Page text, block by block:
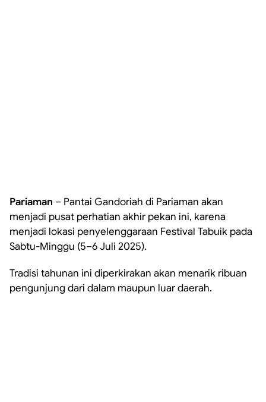
Pariaman – Pantai Gandoriah di Pariaman akan
menjadi pusat perhatian akhir pekan ini, karena
menjadi lokasi penyelenggaraan Festival Tabuik pada
Sabtu-Minggu (5–6 Juli 2025).
Tradisi tahunan ini diperkirakan akan menarik ribuan
pengunjung dari dalam maupun luar daerah.